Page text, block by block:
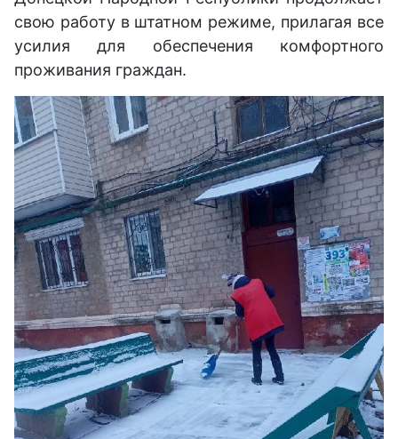
свою работу в штатном режиме, прилагая все
усилия для обеспечения комфортного
проживания граждан.